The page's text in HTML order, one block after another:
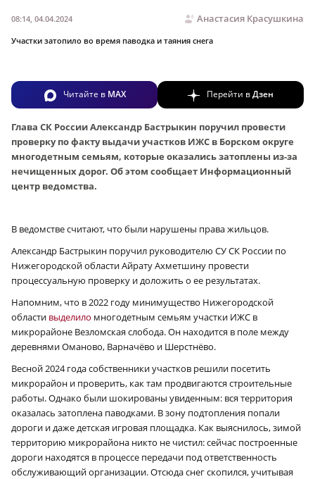
Анастасия Красушкина
08:14, 04.04.2024
Участки затопило во время паводка и таяния снега
Читайте в MAX Перейти вДзен
Глава СК России Александр Бастрыкин поручил провести
проверку по факту выдачи участков ИЖС в Борском округе
многодетным семьям, которые оказались затоплены из-за
нечищенных дорог. Об этом сообщает Информационный
центр ведомства.
В ведомстве считают, что были нарушены права жильцов.
Александр Бастрыкин поручил руководителю СУ СК России по
Нижегородской области Айрату Ахметшину провести
процессуальную проверку и доложить о ее результатах.
Напомним, что в 2022 году минимущество Нижегородской
области выделило многодетным семьям участки ИЖС в
микрорайоне Везломская слобода. Он находится в поле между
деревнями Оманово, Варначёво и Шерстнёво.
Весной 2024 года собственники участков решили посетить
микрорайон и проверить, как там продвигаются строительные
работы. Однако были шокированы увиденным: вся территория
оказалась затоплена паводками. В зону подтопления попали
дороги и даже детская игровая площадка. Как выяснилось, зимой
территорию микрорайона никто не чистил: сейчас построенные
дороги находятся в процессе передачи под ответственность
обслуживающий организации. Отсюда снег скопился, учитывая